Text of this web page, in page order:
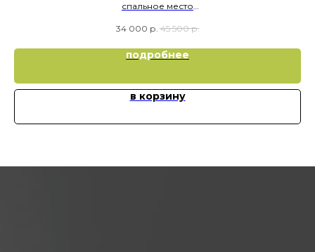
спальное место
34 000 р. 45 500 р.
подробнее
в корзину